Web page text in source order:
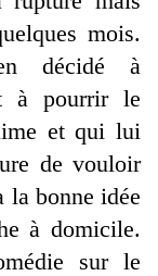
mois.
décidé à
à pourrir le
et qui lui
de vouloir
la bonne idée
à domicile.
sur le